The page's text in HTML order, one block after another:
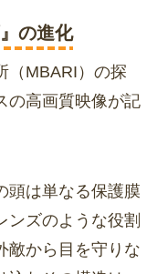
の進化
（MBARI）の探
の高画質映像が記
頭は単なる保護膜
ンズのような役割
敵から目を守りな